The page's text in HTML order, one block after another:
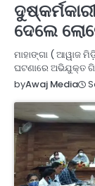
ଦେଲେ
ମାହାଙ୍ଗା ( ଆୱାଜ
ଘଟଣାରେ ଅଭିଯୁକ୍ତ
byAwaj Media